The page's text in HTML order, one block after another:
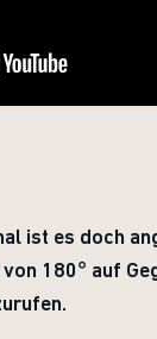
ist es doch
180° auf